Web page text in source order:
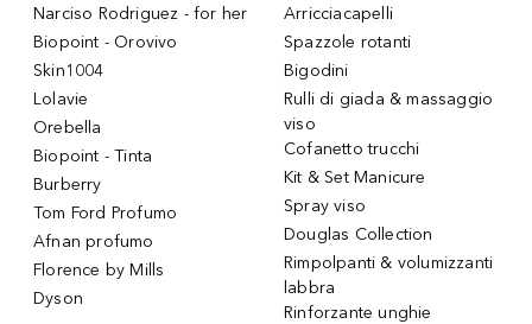
Narciso Rodriguez - for her
Biopoint - Orovivo
Skin1004
Lolavie
Orebella
Biopoint - Tinta
Burberry
Tom Ford Profumo
Afnan profumo
Florence by Mills
Dyson
Arricciacapelli
Spazzole rotanti
Bigodini
Rulli di giada & massaggio
viso
Cofanetto trucchi
Kit & Set Manicure
Spray viso
Douglas Collection
Rimpolpanti & volumizzanti
labbra
Rinforzante unghie